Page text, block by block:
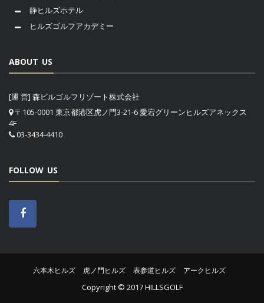
静ヒルズホテル
ヒルズゴルフアカデミー
ABOUT US
[運 営] 森ビルゴルフリゾート株式会社
〒105-0001 東京都港区虎ノ門3-21-6 愛宕グリーンヒルズアネックス
4F
03-3434-4410
FOLLOW US
六本木ヒルズ 虎ノ門ヒルズ 表参道ヒルズ アークヒルズ
Copyright © 2017 HILLSGOLF